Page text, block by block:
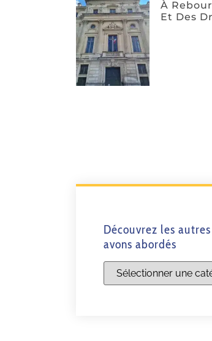
À
Et Des
Découvrez les
avons abordés